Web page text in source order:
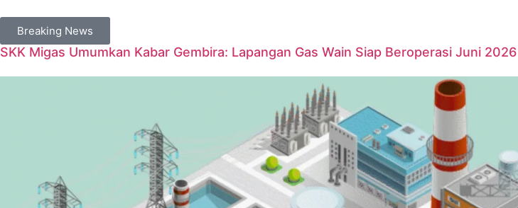
Breaking News
SKK Migas Umumkan Kabar Gembira: Lapangan Gas Wain Siap Beroperasi Juni 2026